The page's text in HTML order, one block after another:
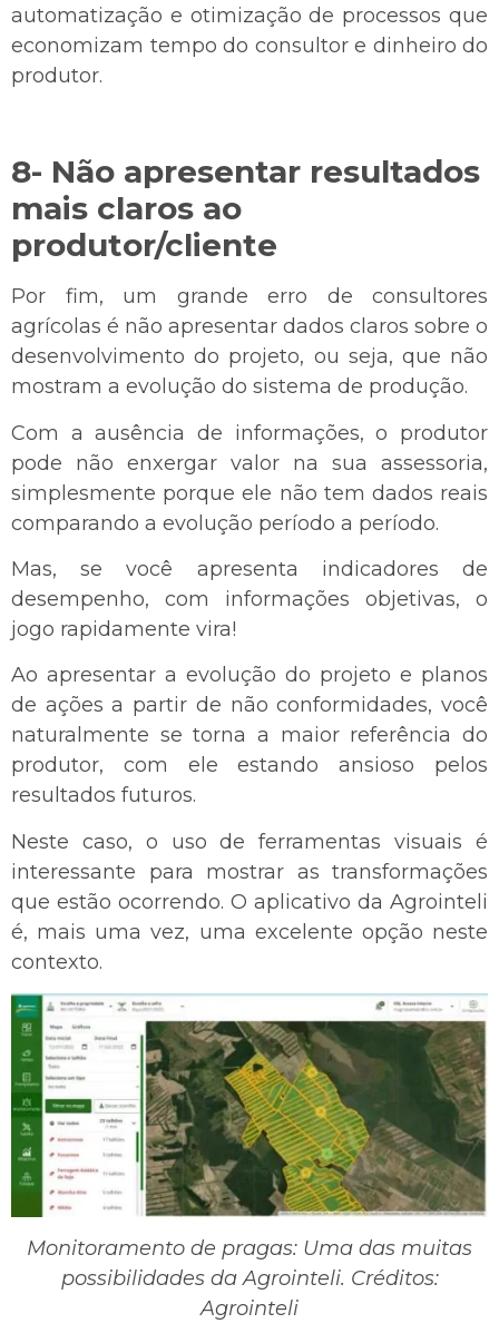
automatização e otimização de processos que
economizam tempo do consultor e dinheiro do
produtor.
8- Não apresentar resultados
mais claros ao
produtor/cliente
Por fim, um grande erro de consultores
agrícolas é não apresentar dados claros sobre o
desenvolvimento do projeto, ou seja, que não
mostram a evolução do sistema de produção.
Com a ausência de informações, o produtor
pode não enxergar valor na sua assessoria,
simplesmente porque ele não tem dados reais
comparando a evolução período a período.
Mas, se você apresenta indicadores de
desempenho, com informações objetivas, o
jogo rapidamente vira!
Ao apresentar a evolução do projeto e planos
de ações a partir de não conformidades, você
naturalmente se torna a maior referência do
produtor, com ele estando ansioso pelos
resultados futuros.
Neste caso, o uso de ferramentas visuais é
interessante para mostrar as transformações
que estão ocorrendo. O aplicativo da Agrointeli
é, mais uma vez, uma excelente opção neste
contexto.
Monitoramento de pragas: Uma das muitas
possibilidades da Agrointeli. Créditos:
Agrointeli